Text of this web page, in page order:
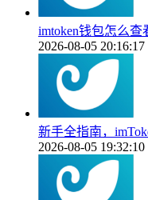
imtoken钱包怎么
2026-08-05 20:16:17
新手全指南，
2026-08-05 19:32:10